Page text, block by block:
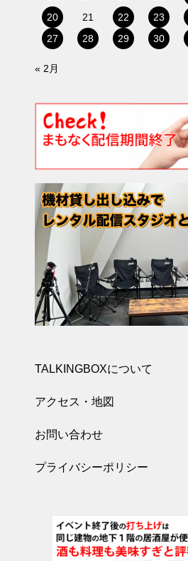
20
21 22 23
27
28 29 30
« 2月
TALKINGBOXについて
アクセス・地図
お問い合わせ
プライバシーポリシー